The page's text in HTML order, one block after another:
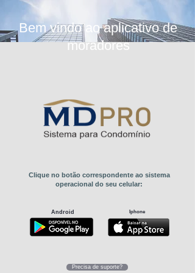
Clique no botão correspondente ao sistema
operacional do seu celular:
Android Iphone
Precisa de suporte?
Bem vindo ao aplicativo de
moradores